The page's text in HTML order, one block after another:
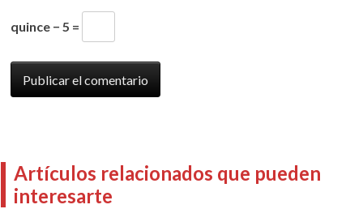
quince − 5 =
Artículos relacionados que pueden
interesarte